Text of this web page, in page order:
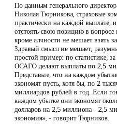
По данным генерального
Николая Тюрникова, страховые
практически на каждой выплате,
отстоять свою позицию в
кроме алчности не мешает взять
Здравый смысл не мешает,
простой пример: по статистике,
ОСАГО делают выплаты по 2,5
Представьте, что на каждом
экономят пусть, хотя бы, по 2
миллиардов рублей в год. Если
каждом убытке они экономят
долларов на 2,5 миллиона - 2,5
экономия», - говорит Тюрников.